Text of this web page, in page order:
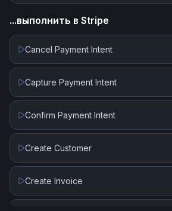
...выполнить в Stripe
Cancel Payment Intent
Capture Payment Intent
Confirm Payment Intent
Create Customer
Create Invoice